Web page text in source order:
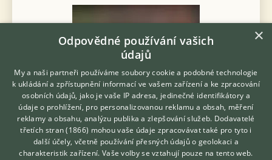
Hledáte zvířecího kamaráda?
Zdarma vám poradí
VETERINÁŘ ONLINE
×
Odpovědné používání vašich
údajů
My a naši partneři používáme soubory cookie a podobné technologie
k ukládání a zpřístupnění informací ve vašem zařízení a ke zpracování
osobních údajů, jako je vaše IP adresa, jedinečné identifikátory a
údaje o prohlížení, pro personalizovanou reklamu a obsah, měření
reklamy a obsahu, analýzu publika a zlepšování služeb. Dodavatelé
třetích stran (1866) mohou vaše údaje zpracovávat také pro tyto i
další účely, včetně používání přesných údajů o geolokaci a
charakteristik zařízení. Vaše volby se vztahují pouze na tento web.